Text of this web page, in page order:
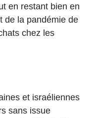
en restant bien en
de la pandémie de
chez les
et israéliennes
sans issue